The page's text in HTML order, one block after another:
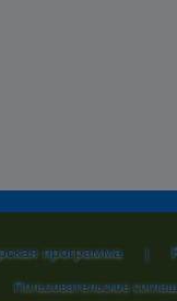
программа |
Пользовательское